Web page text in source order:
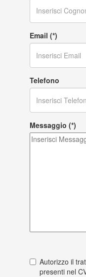
Email (*)
Telefono
Messaggio (*)
Autorizzo il
presenti nel